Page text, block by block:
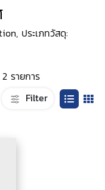
ประเภทวัสดุ:
รายการ
Filter